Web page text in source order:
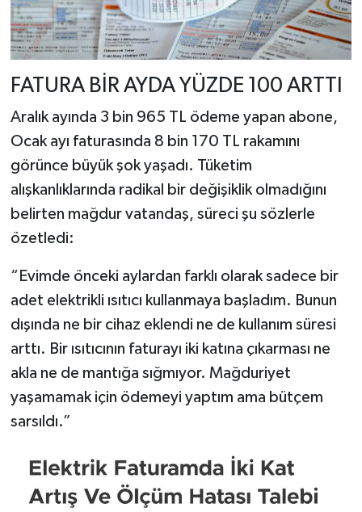
FATURA BİR AYDA YÜZDE 100 ARTTI
Aralık ayında 3 bin 965 TL ödeme yapan abone,
Ocak ayı faturasında 8 bin 170 TL rakamını
görünce büyük şok yaşadı. Tüketim
alışkanlıklarında radikal bir değişiklik olmadığını
belirten mağdur vatandaş, süreci şu sözlerle
özetledi:
“Evimde önceki aylardan farklı olarak sadece bir
adet elektrikli ısıtıcı kullanmaya başladım. Bunun
dışında ne bir cihaz eklendi ne de kullanım süresi
arttı. Bir ısıtıcının faturayı iki katına çıkarması ne
akla ne de mantığa sığmıyor. Mağduriyet
yaşamamak için ödemeyi yaptım ama bütçem
sarsıldı.”